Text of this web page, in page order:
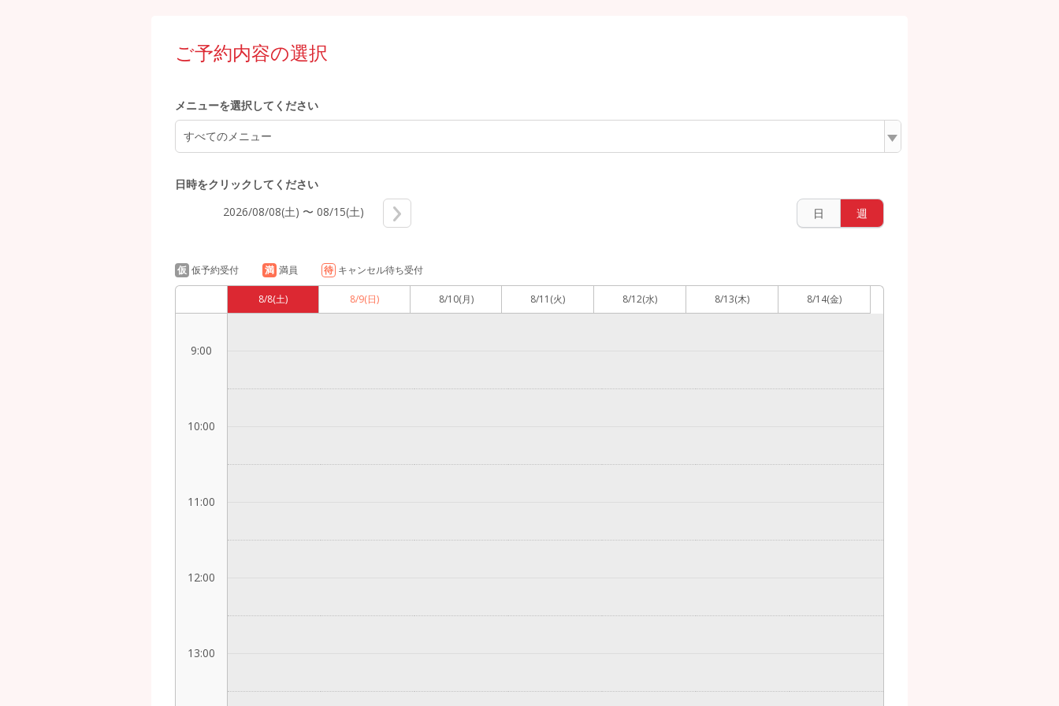
ご予約内容の選択
メニューを選択してください
すべてのメニュー
日時をクリックしてください
日
週
2026/08/08(土) 〜 08/15(土)
仮 仮予約受付 満 満員 待 キャンセル待ち受付
8/8(土) 8/9(日) 8/10(月) 8/11 (火) 8/12(水) 8/13(木) 8/14(金)
5:00
6:00
8:00
9:00
10:00
11:00
12:00
13:00